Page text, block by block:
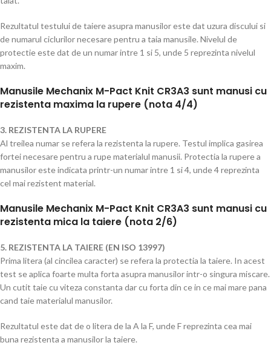
Rezultatul testului de taiere asupra manusilor este dat uzura discului si
de numarul ciclurilor necesare pentru a taia manusile. Nivelul de
protectie este dat de un numar intre 1 si 5, unde 5 reprezinta nivelul
maxim.
Manusile Mechanix M-Pact Knit CR3A3 sunt manusi cu
rezistenta maxima la rupere (nota 4/4)
3. REZISTENTA LA RUPERE
Al treilea numar se refera la rezistenta la rupere. Testul implica gasirea
fortei necesare pentru a rupe materialul manusii. Protectia la rupere a
manusilor este indicata printr-un numar intre 1 si 4, unde 4 reprezinta
cel mai rezistent material.
Manusile Mechanix M-Pact Knit CR3A3 sunt manusi cu
rezistenta mica la taiere (nota 2/6)
5. REZISTENTA LA TAIERE (EN ISO 13997)
Prima litera (al cincilea caracter) se refera la protectia la taiere. In acest
test se aplica foarte multa forta asupra manusilor intr-o singura miscare.
Un cutit taie cu viteza constanta dar cu forta din ce in ce mai mare pana
cand taie materialul manusilor.
Rezultatul este dat de o litera de la A la F, unde F reprezinta cea mai
buna rezistenta a manusilor la taiere.